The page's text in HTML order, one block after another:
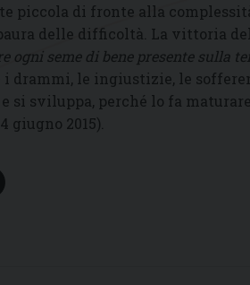
piccola di fronte alla
delle difficoltà. La vittoria
ogni seme di bene presente sulla
i drammi, le ingiustizie, le
si sviluppa, perché lo fa
giugno 2015).